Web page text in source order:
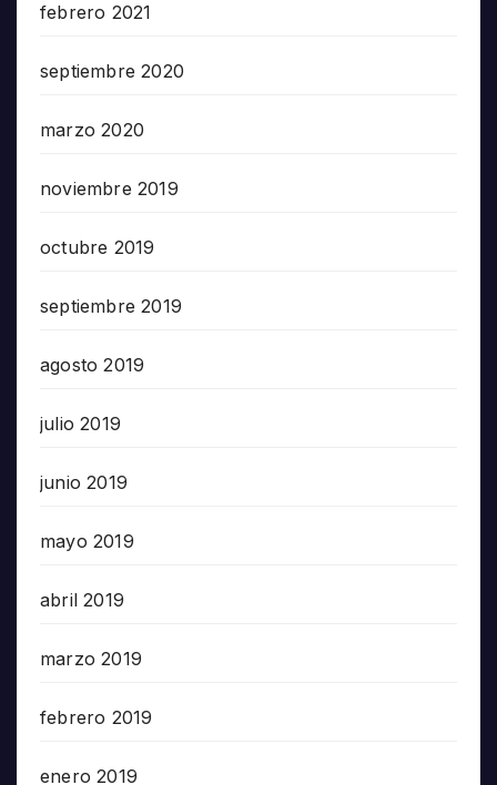
febrero 2021
septiembre 2020
marzo 2020
noviembre 2019
octubre 2019
septiembre 2019
agosto 2019
julio 2019
junio 2019
mayo 2019
abril 2019
marzo 2019
febrero 2019
enero 2019